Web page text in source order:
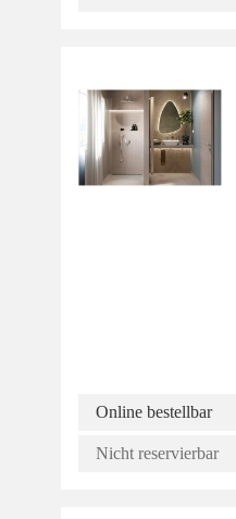
Online bestellbar
Nicht reservierbar